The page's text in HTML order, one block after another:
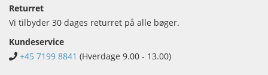
Returret
Vi tilbyder 30 dages returret på alle bøger.
Kundeservice
+45 7199 8841 (Hverdage 9.00 - 13.00)